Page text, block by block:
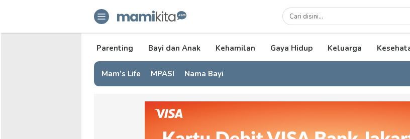
mamikita.com
Informasi Parenting untuk Mami Milenial
Parenting Bayi dan Anak Kehamilan Gaya Hidup Keluarga
Mam’s Life MPASI Nama Bayi